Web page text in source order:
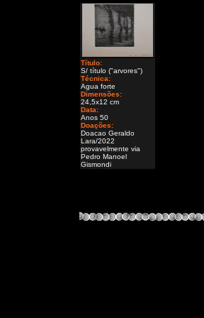
Título:
S/ título ("arvores")
Técnica:
Agua forte
Dimensões:
24,5x12 cm
Data:
Anos 50
Doações:
Doacao Geraldo
Lara/2022
provavelmente via
Pedro Manoel
Gismondi